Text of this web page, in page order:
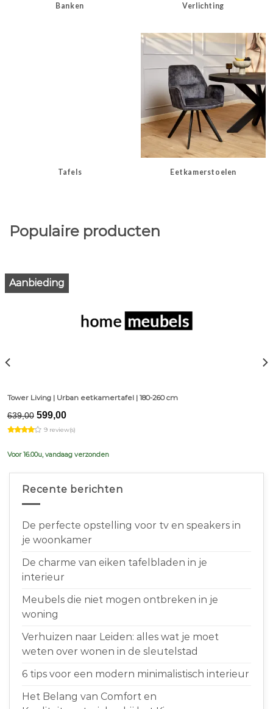
Banken Verlichting
Tafels Eetkamerstoelen
Populaire producten
Aanbieding
Tower Living | Urban eetkamertafel | 180-260 cm
639,00 Original
price
was:
599,00Current
is:
9 review(s)
Voor 16.00u, vandaag verzonden
Recente berichten
De perfecte opstelling voor tv en speakers in
je woonkamer
De charme van eiken tafelbladen in je
interieur
Meubels die niet mogen ontbreken in je
woning
Verhuizen naar Leiden: alles wat je moet
weten over wonen in de sleutelstad
6 tips voor een modern minimalistisch interieur
Het Belang van Comfort en